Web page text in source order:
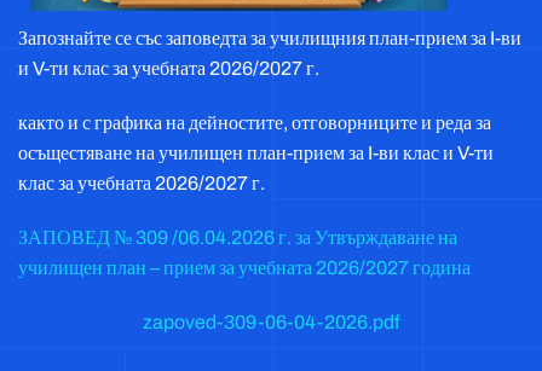
Запознайте се със заповедта за училищния план-прием за I-ви
и V-ти клас за учебната 2026/2027 г.
както и с графика на дейностите, отговорниците и реда за
осъщестяване на училищен план-прием за I-ви клас и V-ти
клас за учебната 2026/2027 г.
ЗАПОВЕД № 309 /06.04.2026 г. за Утвърждаване на
училищен план – прием за учебната 2026/2027 година
zapoved-309-06-04-2026.pdf